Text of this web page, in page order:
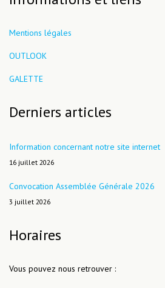
Mentions légales
OUTLOOK
GALETTE
Derniers articles
Information concernant notre site internet
16 juillet 2026
Convocation Assemblée Générale 2026
3 juillet 2026
Horaires
Vous pouvez nous retrouver :